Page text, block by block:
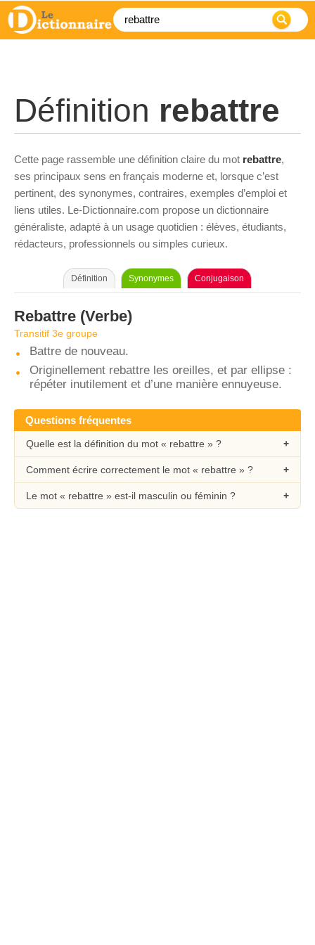
Définition rebattre
Cette page rassemble une définition claire du mot rebattre,
ses principaux sens en français moderne et, lorsque c’est
pertinent, des synonymes, contraires, exemples d’emploi et
liens utiles. Le-Dictionnaire.com propose un dictionnaire
généraliste, adapté à un usage quotidien : élèves, étudiants,
rédacteurs, professionnels ou simples curieux.
Définition Synonymes Conjugaison
Rebattre (Verbe)
Transitif 3e groupe
Battre de nouveau.
Originellement rebattre les oreilles, et par ellipse :
répéter inutilement et d’une manière ennuyeuse.
Questions fréquentes
Quelle est la définition du mot « rebattre » ?
Comment écrire correctement le mot « rebattre » ?
Le mot « rebattre » est-il masculin ou féminin ?